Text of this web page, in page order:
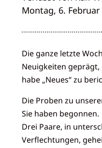
Montag, 6. Februar
Die ganze letzte
Neuigkeiten geprägt,
habe „Neues“ zu
Die Proben zu
Sie haben begonnen.
Drei Paare, in
Verflechtungen,